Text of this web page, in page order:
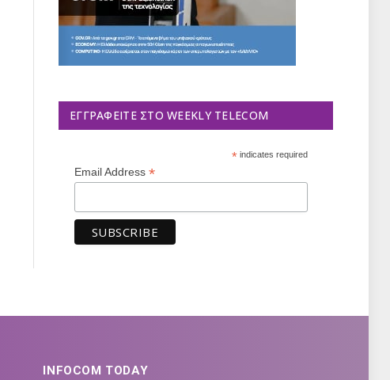
ΕΓΓΡΑΦΕΊΤΕ ΣΤΟ WEEKLY TELECOM
*indicates required
Email Address *
INFOCOM TODAY